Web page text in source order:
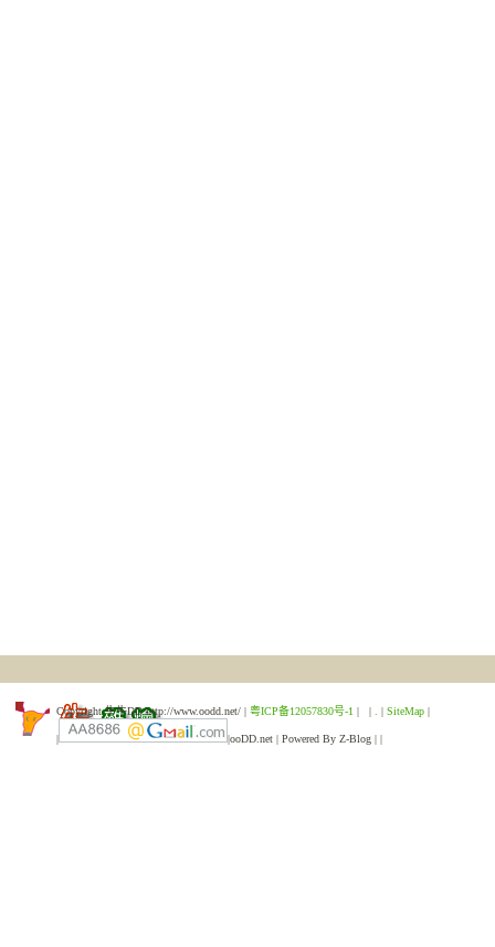
Copyright 牛牛DD http://www.oodd.net/ | 粤ICP备12057830号-1 | | | SiteMap |
| |ooDD.net | Powered By Z-Blog | |